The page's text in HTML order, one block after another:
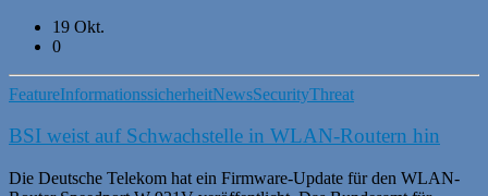
19 Okt.
0
FeatureInformationssicherheitNewsSecurityThreat
BSI weist auf Schwachstelle in WLAN-Routern hin
Die Deutsche Telekom hat ein Firmware-Update für den WLAN-